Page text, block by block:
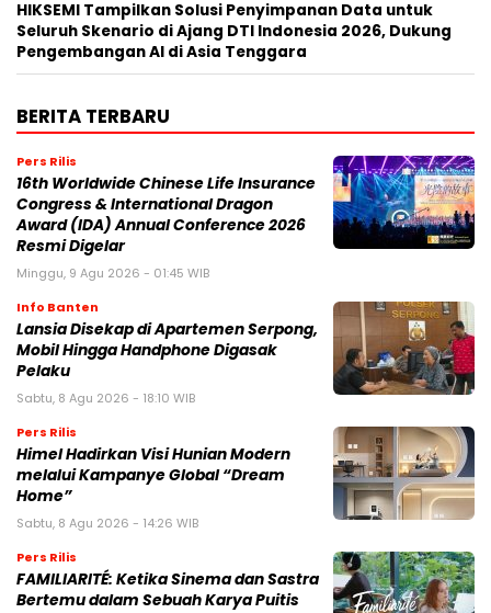
HIKSEMI Tampilkan Solusi Penyimpanan Data untuk
Seluruh Skenario di Ajang DTI Indonesia 2026, Dukung
Pengembangan AI di Asia Tenggara
BERITA TERBARU
Pers Rilis
16th Worldwide Chinese Life Insurance
Congress & International Dragon
Award (IDA) Annual Conference 2026
Resmi Digelar
Minggu, 9 Agu 2026 - 01:45 WIB
Info Banten
Lansia Disekap di Apartemen Serpong,
Mobil Hingga Handphone Digasak
Pelaku
Sabtu, 8 Agu 2026 - 18:10 WIB
Pers Rilis
Himel Hadirkan Visi Hunian Modern
melalui Kampanye Global “Dream
Home”
Sabtu, 8 Agu 2026 - 14:26 WIB
Pers Rilis
FAMILIARITÉ: Ketika Sinema dan Sastra
Bertemu dalam Sebuah Karya Puitis